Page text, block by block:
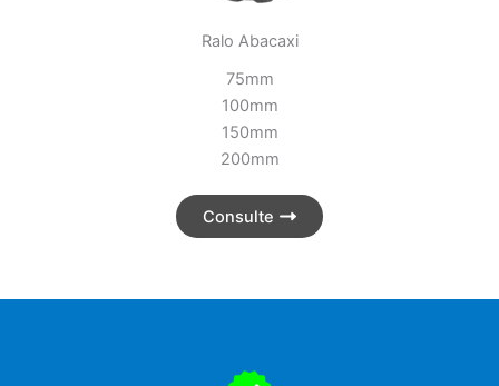
Ralo Abacaxi
75mm
100mm
150mm
200mm
Consulte